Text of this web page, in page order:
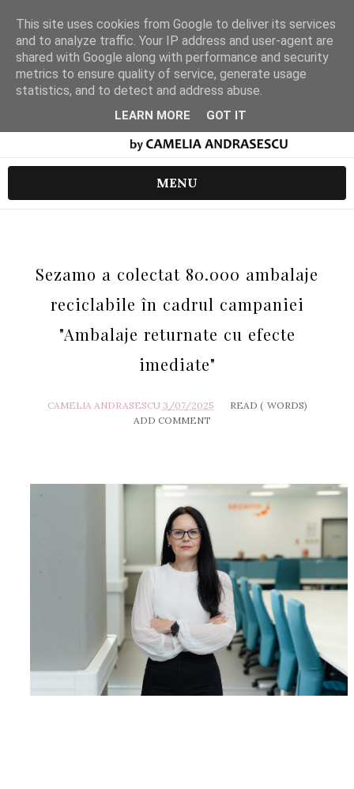
MENU
Sezamo a colectat 80.000 ambalaje
reciclabile în cadrul campaniei
"Ambalaje returnate cu efecte
imediate"
CAMELIA ANDRASESCU 3/07/2025 READ ( WORDS)
ADD COMMENT
This site uses cookies from Google to deliver its services
and to analyze traffic. Your IP address and user-agent are
shared with Google along with performance and security
metrics to ensure quality of service, generate usage
statistics, and to detect and address abuse.
LEARN MORE GOT IT